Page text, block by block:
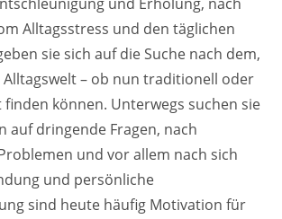
Alltagsstress und den täglichen
sie sich auf die Suche nach dem,
Alltagswelt – ob nun traditionell oder
können. Unterwegs suchen sie
auf dringende Fragen, nach
und vor allem nach sich
und persönliche
sind heute häufig Motivation für